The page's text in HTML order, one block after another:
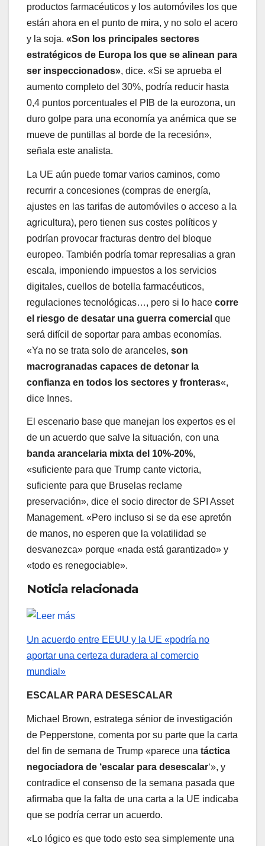
productos farmacéuticos y los automóviles los que
están ahora en el punto de mira, y no solo el acero
y la soja. «Son los principales sectores
estratégicos de Europa los que se alinean para
ser inspeccionados», dice. «Si se aprueba el
aumento completo del 30%, podría reducir hasta
0,4 puntos porcentuales el PIB de la eurozona, un
duro golpe para una economía ya anémica que se
mueve de puntillas al borde de la recesión»,
señala este analista.
La UE aún puede tomar varios caminos, como
recurrir a concesiones (compras de energía,
ajustes en las tarifas de automóviles o acceso a la
agricultura), pero tienen sus costes políticos y
podrían provocar fracturas dentro del bloque
europeo. También podría tomar represalias a gran
escala, imponiendo impuestos a los servicios
digitales, cuellos de botella farmacéuticos,
regulaciones tecnológicas…, pero si lo hace corre
el riesgo de desatar una guerra comercial que
será difícil de soportar para ambas economías.
«Ya no se trata solo de aranceles, son
macrogranadas capaces de detonar la
confianza en todos los sectores y fronteras«,
dice Innes.
El escenario base que manejan los expertos es el
de un acuerdo que salve la situación, con una
banda arancelaria mixta del 10%-20%,
«suficiente para que Trump cante victoria,
suficiente para que Bruselas reclame
preservación», dice el socio director de SPI Asset
Management. «Pero incluso si se da ese apretón
de manos, no esperen que la volatilidad se
desvanezca» porque «nada está garantizado» y
«todo es renegociable».
Noticia relacionada
Un acuerdo entre EEUU y la UE «podría no
aportar una certeza duradera al comercio
mundial»
ESCALAR PARA DESESCALAR
Michael Brown, estratega sénior de investigación
de Pepperstone, comenta por su parte que la carta
del fin de semana de Trump «parece una táctica
negociadora de ‘escalar para desescalar‘», y
contradice el consenso de la semana pasada que
afirmaba que la falta de una carta a la UE indicaba
que se podría cerrar un acuerdo.
«Lo lógico es que todo esto sea simplemente una